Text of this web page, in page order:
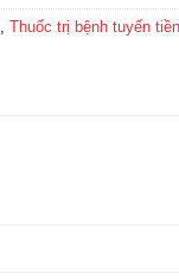
, Thuốc trị bệnh tuyến